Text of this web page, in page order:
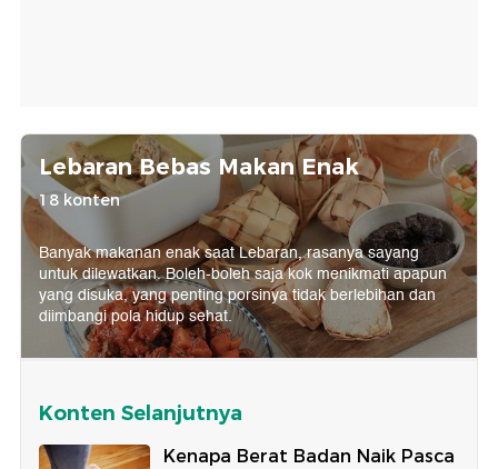
Lebaran Bebas Makan Enak
18 konten
Banyak makanan enak saat Lebaran, rasanya sayang
untuk dilewatkan. Boleh-boleh saja kok menikmati apapun
yang disuka, yang penting porsinya tidak berlebihan dan
diimbangi pola hidup sehat.
Konten Selanjutnya
Kenapa Berat Badan Naik Pasca